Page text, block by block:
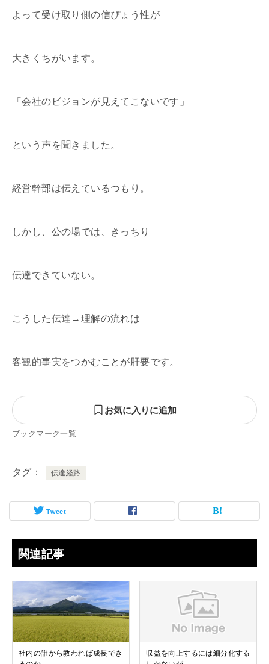
よって受け取り側の信ぴょう性が
大きくちがいます。
「会社のビジョンが見えてこないです」
という声を聞きました。
経営幹部は伝えているつもり。
しかし、公の場では、きっちり
伝達できていない。
こうした伝達→理解の流れは
客観的事実をつかむことが肝要です。
お気に入りに追加
ブックマーク一覧
タグ 伝達経路
Tweet
関連記事
社内の誰から教われば成長でき
収益を向上するには細分化する